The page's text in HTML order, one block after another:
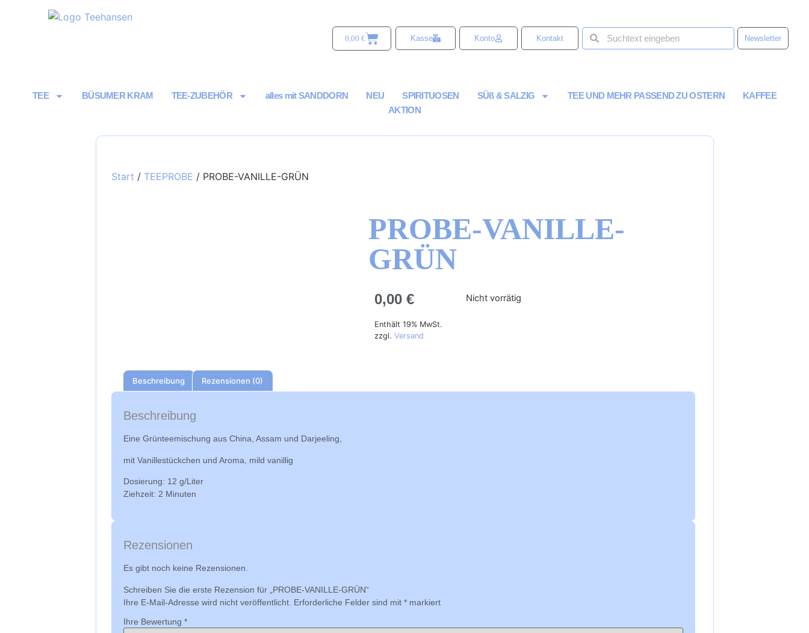
0,00€ Kasse Konto Kontakt Newsletter
TEE BÜSUMER KRAM TEE-ZUBEHÖR alles mit SANDDORN NEU SPIRITUOSEN SÜß & SALZIG TEE UND MEHR PASSEND ZU OSTERN
KAFFEE
AKTION
Start / TEEPROBE / PROBE-VANILLE-GRÜN
PROBE-VANILLE-
GRÜN
0,00 €
Enthält 19% MwSt.
zzgl. Versand
Nicht vorrätig
Beschreibung Rezensionen (0)
Beschreibung
Eine Grünteemischung aus China, Assam und Darjeeling,
mit Vanillestückchen und Aroma, mild vanillig
Dosierung: 12 g/Liter
Ziehzeit: 2 Minuten
Rezensionen
Es gibt noch keine Rezensionen.
Schreiben Sie die erste Rezension für „PROBE-VANILLE-GRÜN“
Ihre E-Mail-Adresse wird nicht veröffentlicht. Erforderliche Felder sind mit *markiert
Ihre Bewertung *